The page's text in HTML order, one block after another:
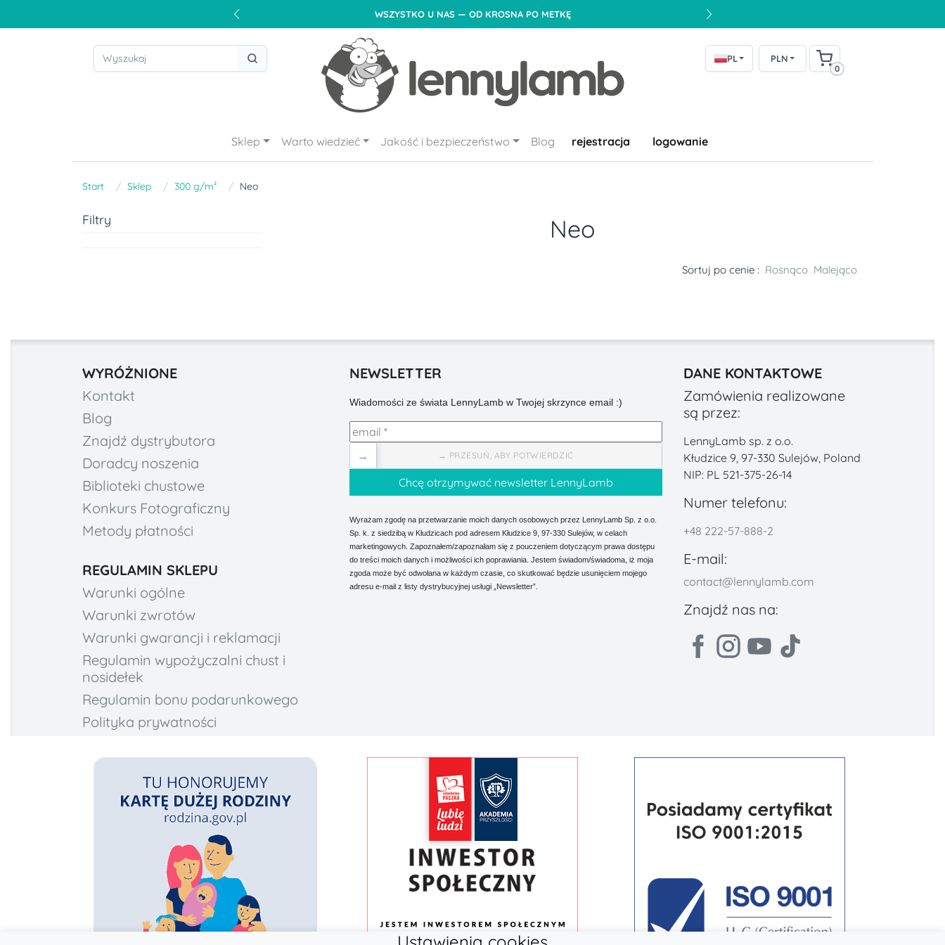
WSZYSTKO U NAS — OD KROSNA PO METKĘ
PL PLN
0
Sklep Warto wiedzieć Jakość i bezpieczeństwo Blog rejestracja logowanie
Start Sklep 300 g/m² Neo
Filtry Neo
Sortuj po cenie : Rosnąco Malejąco
WYRÓŻNIONE
Kontakt
Blog
Znajdź dystrybutora
Doradcy noszenia
Biblioteki chustowe
Konkurs Fotograficzny
Metody płatności
REGULAMIN SKLEPU
Warunki ogólne
Warunki zwrotów
Warunki gwarancji i reklamacji
Regulamin wypożyczalni chust i
nosidełek
Regulamin bonu podarunkowego
Polityka prywatności
NEWSLETTER
Wiadomości ze świata LennyLamb w Twojej skrzynce email :)
→ PRZESUŃ, ABY POTWIERDZIĆ
→
Wyrażam zgodę na przetwarzanie moich danych osobowych przez LennyLamb Sp. z o.o.
Sp. k. z siedzibą w Kłudzicach pod adresem Kłudzice 9, 97-330 Sulejów, w celach
marketingowych. Zapoznałem/zapoznałam się z pouczeniem dotyczącym prawa dostępu
do treści moich danych i możliwości ich poprawiania. Jestem świadom/świadoma, iż moja
zgoda może być odwołana w każdym czasie, co skutkować będzie usunięciem mojego
adresu e-mail z listy dystrybucyjnej usługi „Newsletter”.
DANE KONTAKTOWE
Zamówienia realizowane
są przez:
LennyLamb sp. z o.o.
Kłudzice 9, 97-330 Sulejów, Poland
NIP: PL 521-375-26-14
Numer telefonu:
+48 222-57-888-2
E-mail:
contact@lennylamb.com
Znajdź nas na: